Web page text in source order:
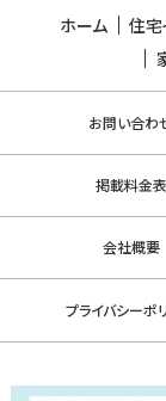
ホーム 住宅
お問い合わ
掲載料金表
会社概要
プライバシーポ